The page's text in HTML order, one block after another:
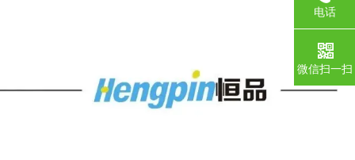
电话
微信扫一扫